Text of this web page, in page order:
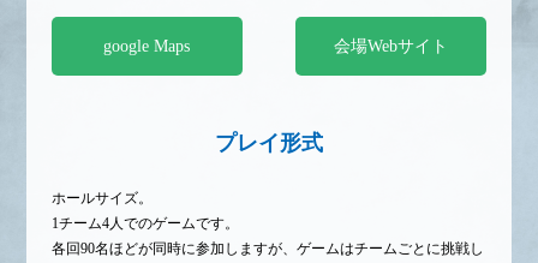
google Maps 会場Webサイト
プレイ形式
ホールサイズ。
1チーム4人でのゲームです。
各回90名ほどが同時に参加しますが、ゲームはチームごとに挑戦し